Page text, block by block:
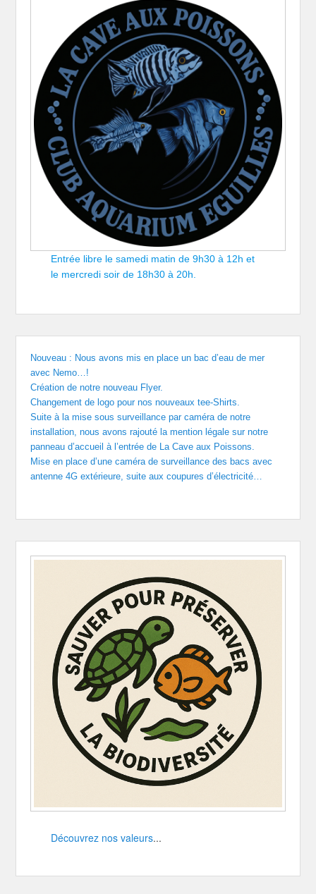
Entrée libre le samedi matin de 9h30 à 12h et
le mercredi soir de 18h30 à 20h.
Nouveau : Nous avons mis en place un bac d’eau de mer
avec Nemo…!
Création de notre nouveau Flyer.
Changement de logo pour nos nouveaux tee-Shirts.
Suite à la mise sous surveillance par caméra de notre
installation, nous avons rajouté la mention légale sur notre
panneau d’accueil à l’entrée de La Cave aux Poissons.
Mise en place d’une caméra de surveillance des bacs avec
antenne 4G extérieure, suite aux coupures d’électricité…
Découvrez nos valeurs...